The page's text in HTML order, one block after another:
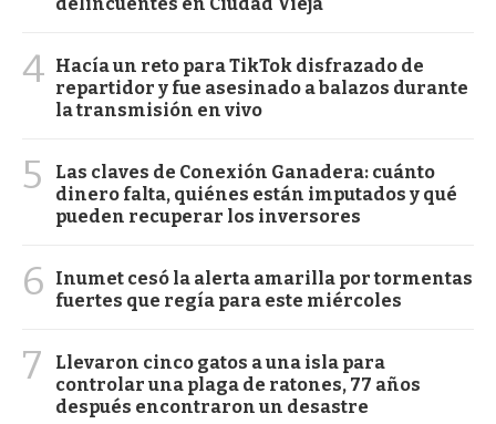
4 Hacía un reto para TikTok disfrazado de
repartidor y fue asesinado a balazos durante
la transmisión en vivo
5
Las claves de Conexión Ganadera: cuánto
dinero falta, quiénes están imputados y qué
pueden recuperar los inversores
6
Inumet cesó la alerta amarilla por tormentas
fuertes que regía para este miércoles
7
Llevaron cinco gatos a una isla para
controlar una plaga de ratones, 77 años
después encontraron un desastre